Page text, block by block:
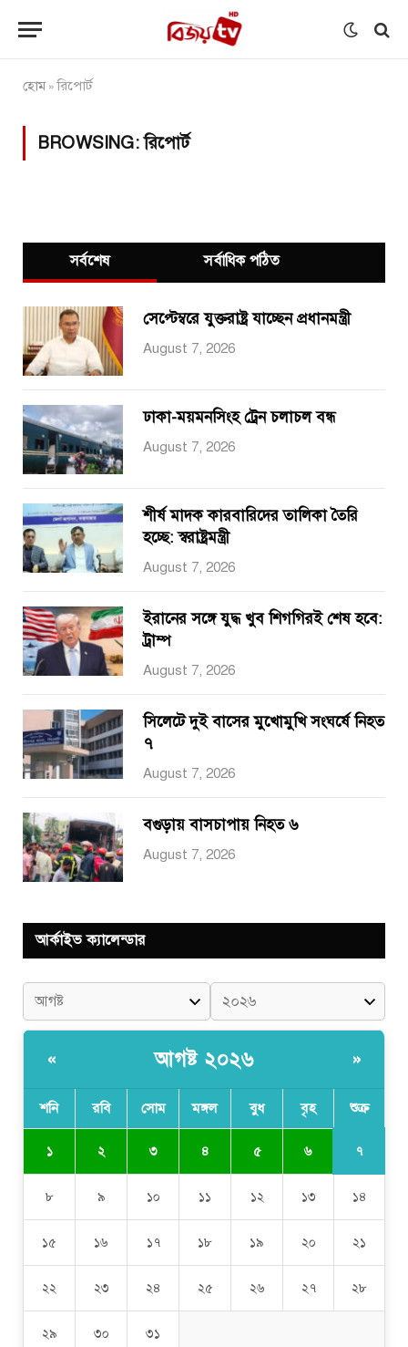
হোম»রিপোর্ট
BROWSING:রিপোর্ট
সর্বশেষ সর্বাধিক পঠিত
সেপ্টেম্বরে যুক্তরাষ্ট্র যাচ্ছেন প্রধানমন্ত্রী
August 7, 2026
ঢাকা-ময়মনসিংহ ট্রেন চলাচল বন্ধ
August 7, 2026
শীর্ষ মাদক কারবারিদের তালিকা তৈরি
হচ্ছে: স্বরাষ্ট্রমন্ত্রী
August 7, 2026
ইরানের সঙ্গে যুদ্ধ খুব শিগগিরই শেষ হবে:
ট্রাম্প
August 7, 2026
সিলেটে দুই বাসের মুখোমুখি সংঘর্ষে নিহত
৭
August 7, 2026
বগুড়ায় বাসচাপায় নিহত ৬
August 7, 2026
আর্কাইভ ক্যালেন্ডার
« আগষ্ট ২০২৬ »
শনি রবি সোম মঙ্গল বুধ বৃহ শুক্র
১ ২ ৩ ৪ ৫ ৬ ৭
৮ ৯ ১০ ১১ ১২ ১৩ ১৪
১৫ ১৬ ১৭ ১৮ ১৯ ২০ ২১
২২ ২৩ ২৪ ২৫ ২৬ ২৭ ২৮
২৯ ৩০ ৩১